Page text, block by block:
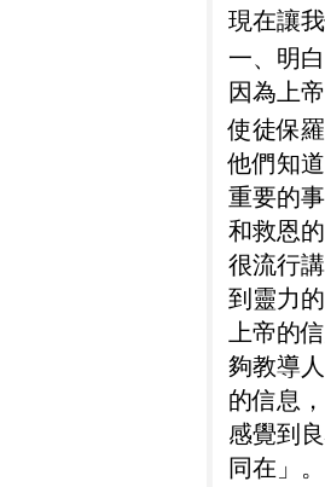
現在讓
一、明
因為上
使徒保
他們知
重要的
和救恩
很流行
到靈力
上帝的
夠教導
的信息
感覺到
同在」。